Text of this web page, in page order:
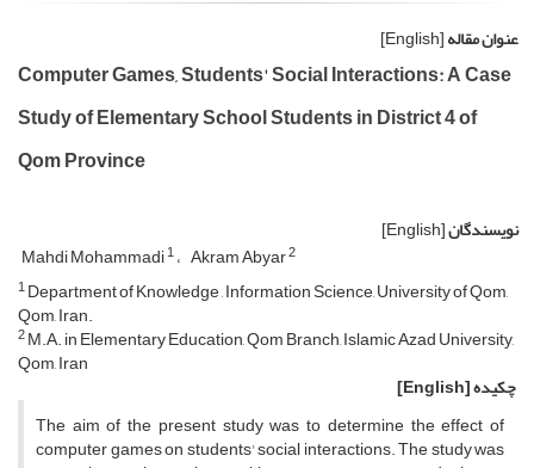
عنوان مقاله[English]
Computer Games, Students' Social Interactions: A Case
Study of Elementary School Students in District 4 of
Qom Province
نویسندگان[English]
Mahdi Mohammadi1 Akram Abyar2
1Department of Knowledge , Information Science, University of Qom,
Qom, Iran.
2M.A. in Elementary Education, Qom Branch, Islamic Azad University,
Qom, Iran
چکیده[English]
The aim of the present study was to determine the effect of
computer games on students' social interactions. The study was